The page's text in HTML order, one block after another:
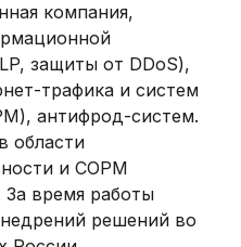
компания,
защиты от DDoS),
трафика и систем
антифрод-систем.
области
и СОРМ
За время работы
решений во